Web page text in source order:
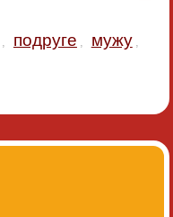
, подруге , мужу ,